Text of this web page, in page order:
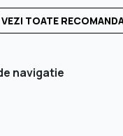
VEZI TOATE
navigatie